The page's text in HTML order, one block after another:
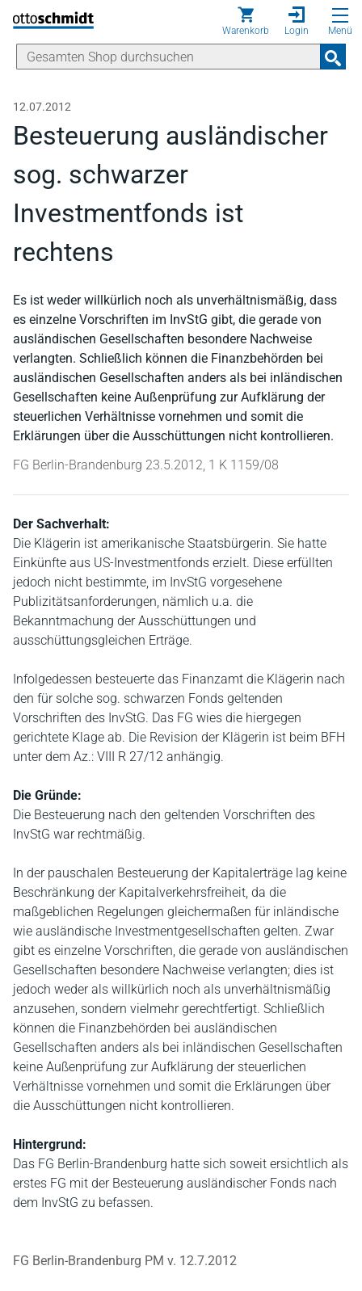
Direkt zum Inhalt
Warenkorb Login Menü
12.07.2012
Besteuerung ausländischer
sog. schwarzer
Investmentfonds ist
rechtens
Es ist weder willkürlich noch als unverhältnismäßig, dass
es einzelne Vorschriften im InvStG gibt, die gerade von
ausländischen Gesellschaften besondere Nachweise
verlangten. Schließlich können die Finanzbehörden bei
ausländischen Gesellschaften anders als bei inländischen
Gesellschaften keine Außenprüfung zur Aufklärung der
steuerlichen Verhältnisse vornehmen und somit die
Erklärungen über die Ausschüttungen nicht kontrollieren.
FG Berlin-Brandenburg 23.5.2012, 1 K 1159/08
Der Sachverhalt:
Die Klägerin ist amerikanische Staatsbürgerin. Sie hatte
Einkünfte aus US-Investmentfonds erzielt. Diese erfüllten
jedoch nicht bestimmte, im InvStG vorgesehene
Publizitätsanforderungen, nämlich u.a. die
Bekanntmachung der Ausschüttungen und
ausschüttungsgleichen Erträge.
Infolgedessen besteuerte das Finanzamt die Klägerin nach
den für solche sog. schwarzen Fonds geltenden
Vorschriften des InvStG. Das FG wies die hiergegen
gerichtete Klage ab. Die Revision der Klägerin ist beim BFH
unter dem Az.: VIII R 27/12 anhängig.
Die Gründe:
Die Besteuerung nach den geltenden Vorschriften des
InvStG war rechtmäßig.
In der pauschalen Besteuerung der Kapitalerträge lag keine
Beschränkung der Kapitalverkehrsfreiheit, da die
maßgeblichen Regelungen gleichermaßen für inländische
wie ausländische Investmentgesellschaften gelten. Zwar
gibt es einzelne Vorschriften, die gerade von ausländischen
Gesellschaften besondere Nachweise verlangten; dies ist
jedoch weder als willkürlich noch als unverhältnismäßig
anzusehen, sondern vielmehr gerechtfertigt. Schließlich
können die Finanzbehörden bei ausländischen
Gesellschaften anders als bei inländischen Gesellschaften
keine Außenprüfung zur Aufklärung der steuerlichen
Verhältnisse vornehmen und somit die Erklärungen über
die Ausschüttungen nicht kontrollieren.
Hintergrund:
Das FG Berlin-Brandenburg hatte sich soweit ersichtlich als
erstes FG mit der Besteuerung ausländischer Fonds nach
dem InvStG zu befassen.
FG Berlin-Brandenburg PM v. 12.7.2012